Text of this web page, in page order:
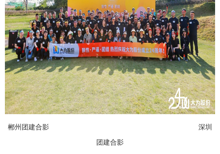
郴州团建合影 深圳
团建合影